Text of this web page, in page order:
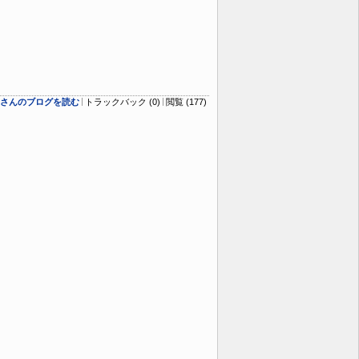
んのブログを読む トラックバック (0) 閲覧 (177)